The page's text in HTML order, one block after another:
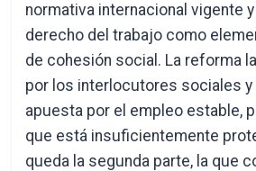
normativa internacional vigente y
derecho del trabajo como
de cohesión social. La reforma
por los interlocutores sociales y
apuesta por el empleo estable,
que está insuficientemente
queda la segunda parte, la que